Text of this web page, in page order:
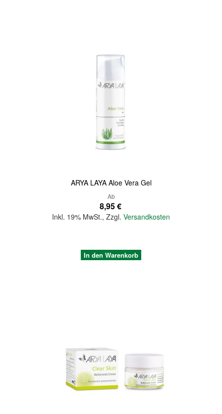
ARYA LAYA Aloe Vera Gel
Ab
8,95 €
Inkl. 19% MwSt., Zzgl. Versandkosten
In den Warenkorb